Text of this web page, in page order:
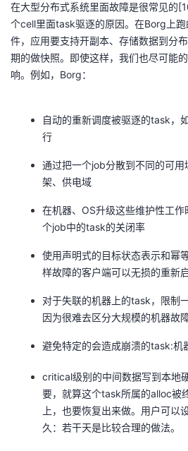
在大型分布式系统里面故障是很常见的
个cell里面task驱逐的原因。在Borg上
件，应用要支持开副本、存储数据到分
期的做快照。即使这样，我们也尽可能
响。例如，Borg：
自动的重新调度被驱逐的task，
行
通过把一个job分散到不同的可
架、供电域
在机器、OS升级这些维护性工
个job中的task的关闭率
使用声明式的目标状态表示和幂
样故障的客户端可以无损的重新
对于失联的机器上的task，限制
因为很难去区分大规模的机器故
避免特定的会造成崩溃的task:机
critical级别的中间数据写到本地
要，就算这个task所属的alloc被
上，也要恢复出来做。用户可以
久：若干天是比较合理的做法。